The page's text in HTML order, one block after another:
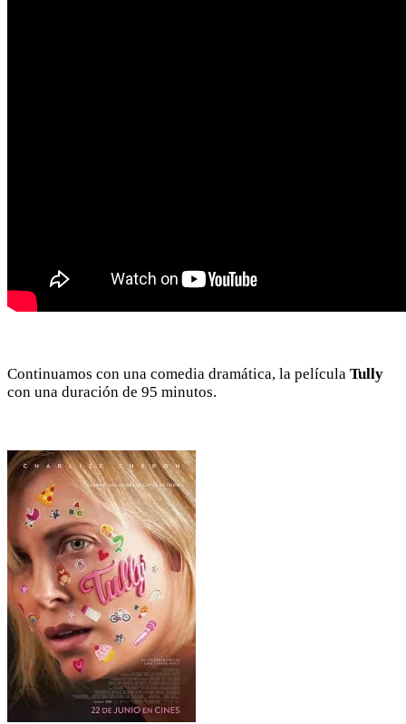
Continuamos con una comedia dramática, la película Tully
con una duración de 95 minutos.